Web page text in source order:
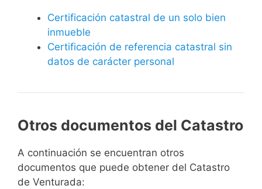
Certificación catastral de un solo bien
inmueble
Certificación de referencia catastral sin
datos de carácter personal
Otros documentos del Catastro
A continuación se encuentran otros
documentos que puede obtener del Catastro
de Venturada: